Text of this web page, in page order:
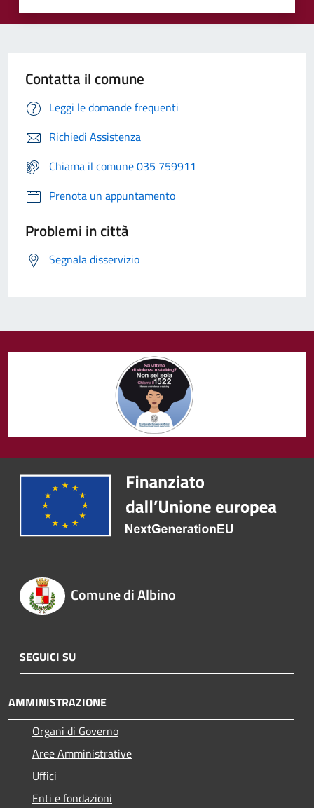
Contatta il comune
Leggi le domande frequenti
Richiedi Assistenza
Chiama il comune 035 759911
Prenota un appuntamento
Problemi in città
Segnala disservizio
Comune di Albino
SEGUICI SU
AMMINISTRAZIONE
Organi di Governo
Aree Amministrative
Uffici
Enti e fondazioni